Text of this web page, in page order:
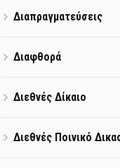
Διαπραγματεύσεις
Διαφθορά
Διεθνές Δίκαιο
Διεθνές Ποινικό